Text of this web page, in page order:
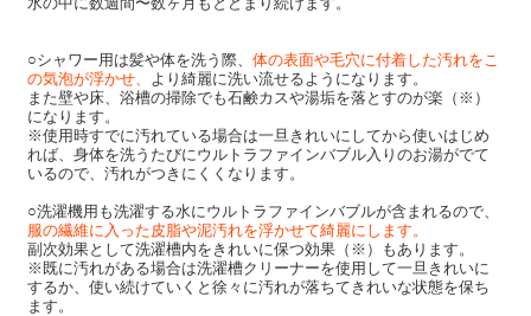
○シャワー用は髪や体を洗う際、 体の表面や毛穴に付着した汚れをこ
の気泡が浮かせ、
より綺麗に洗い流せるようになります。
また壁や床、浴槽の掃除でも石鹸カスや湯垢を落とすのが楽（※）
になります。
※使用時すでに汚れている場合は一旦きれいにしてから使いはじめ
れば、身体を洗うたびにウルトラファインバブル入りのお湯がでて
いるので、汚れがつきにくくなります。
○洗濯機用も洗濯する水にウルトラファインバブルが含まれるので、
服の繊維に入った皮脂や泥汚れを浮かせて綺麗にします。
副次効果として洗濯槽内をきれいに保つ効果（※）もあります。
※既に汚れがある場合は洗濯槽クリーナーを使用して一旦きれいに
するか、使い続けていくと徐々に汚れが落ちてきれいな状態を保ち
ます。